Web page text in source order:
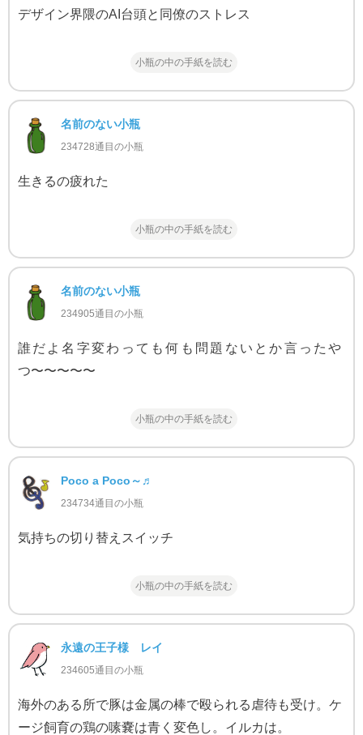
デザイン界隈のAI台頭と同僚のストレス
小瓶の中の手紙を読む
名前のない小瓶
234728通目の小瓶
生きるの疲れた
小瓶の中の手紙を読む
名前のない小瓶
234905通目の小瓶
誰だよ名字変わっても何も問題ないとか言ったや
つ〜〜〜〜〜
小瓶の中の手紙を読む
Poco a Poco～♬
234734通目の小瓶
気持ちの切り替えスイッチ
小瓶の中の手紙を読む
永遠の王子様 レイ
234605通目の小瓶
海外のある所で豚は金属の棒で殴られる虐待も受け。ケ
ージ飼育の鶏の嗉嚢は青く変色し。イルカは。